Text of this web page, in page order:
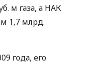
м газа, а НАК
1,7 млрд.
года, его